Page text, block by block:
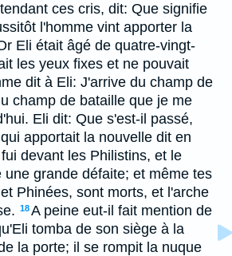
ces cris, dit: Que signifie
l'homme vint apporter la
Eli était âgé de quatre-vingt-
les yeux fixes et ne pouvait
dit à Eli: J'arrive du champ de
champ de bataille que je me
Eli dit: Que s'est-il passé,
apportait la nouvelle dit en
devant les Philistins, et le
une grande défaite; et même tes
Phinées, sont morts, et l'arche
18A peine eut-il fait mention de
tomba de son siège à la
la porte; il se rompit la nuque